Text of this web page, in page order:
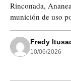
Rinconada,
munición de uso
Fredy
10/06/2026